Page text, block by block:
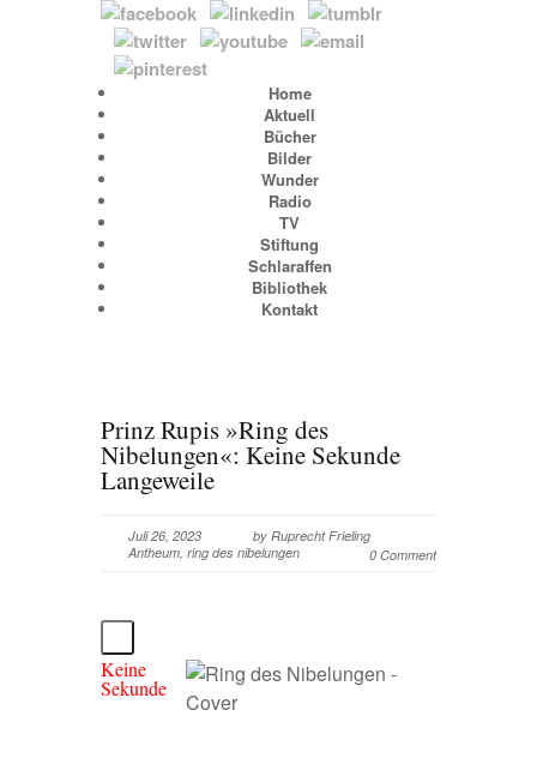
Home
Aktuell
Bücher
Bilder
Wunder
Radio
TV
Stiftung
Schlaraffen
Bibliothek
Kontakt
Prinz Rupis »Ring des
Nibelungen«: Keine Sekunde
Langeweile
Juli 26, 2023 by Ruprecht Frieling
Antheum, ring des nibelungen 0 Comment
Keine
Sekunde